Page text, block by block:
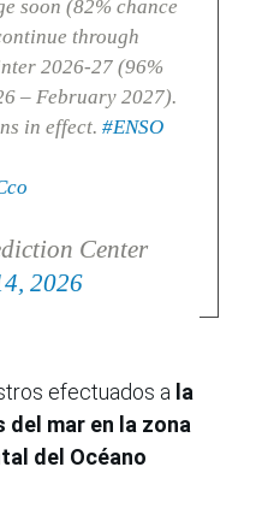
soon (82% chance
through
2026-27 (96%
– February 2027).
in effect. #ENSO
Center
2026
efectuados a la
mar en la zona
del Océano